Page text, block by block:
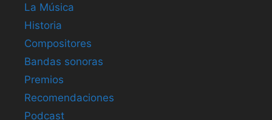
La Música
Historia
Compositores
Bandas sonoras
Premios
Recomendaciones
Podcast